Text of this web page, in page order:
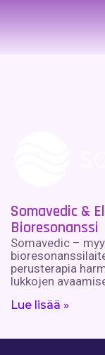
Somavedic &
Bioresonanssi
Somavedic –
perusterapia
lukkojen
Lue lisää »